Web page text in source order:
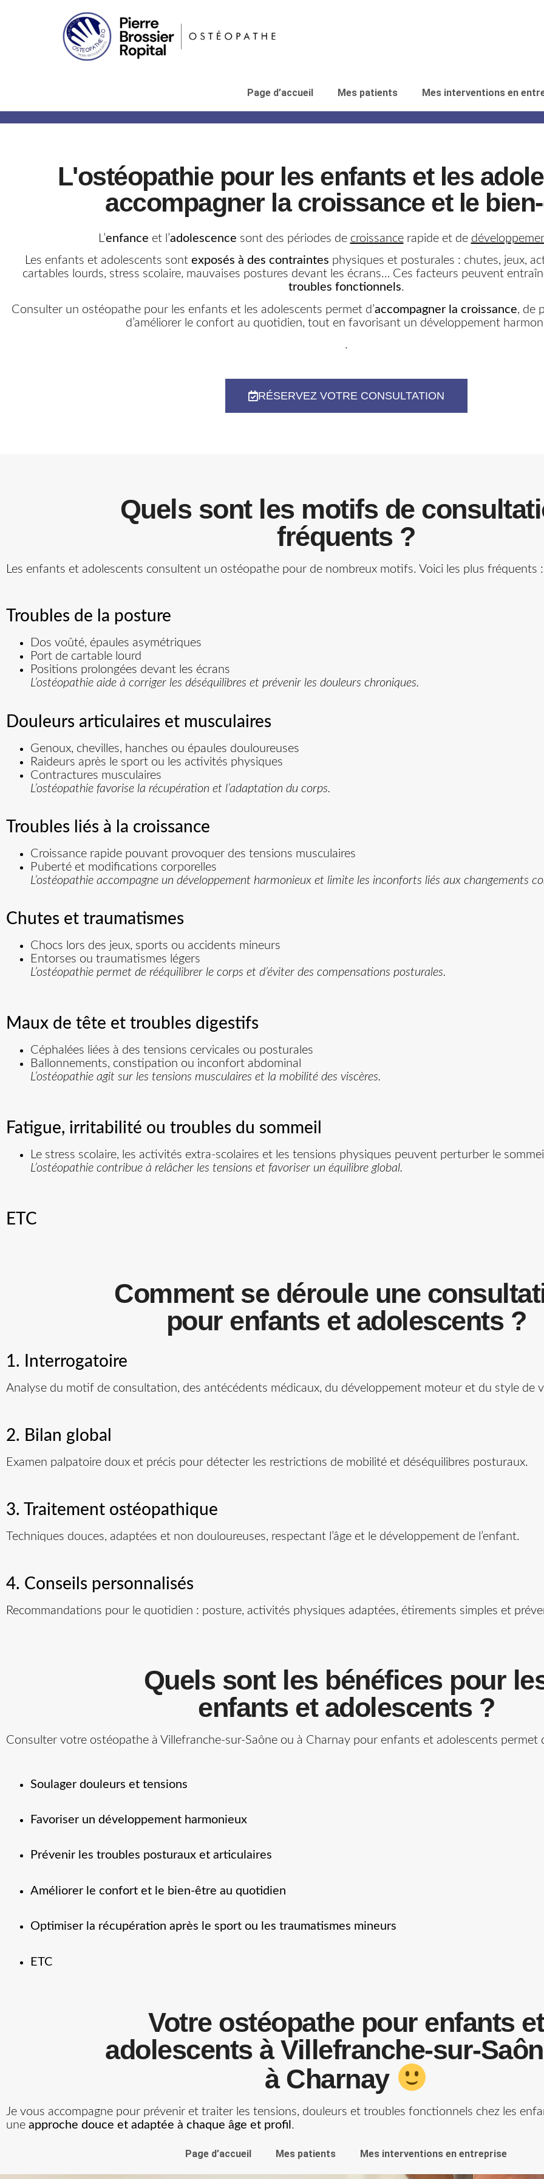
Page d’accueil Mes patients Mes interventions en
L'ostéopathie pour les enfants et les
accompagner la croissance et le
L’enfance et l’adolescence sont des périodes de croissancerapide et de
Les enfants et adolescents sont exposés à des contraintes physiques et posturales : chutes, jeux,
cartables lourds, stress scolaire, mauvaises postures devant les écrans… Ces facteurs peuvent
troubles fonctionnels.
Consulter un ostéopathe pour les enfants et les adolescents permet d’accompagner la croissance, de
d’améliorer le confort au quotidien, tout en favorisant un développement
.
RÉSERVEZ VOTRE CONSULTATION
Quels sont les motifs de
fréquents ?
Les enfants et adolescents consultent un ostéopathe pour de nombreux motifs. Voici les plus fréquents :
Troubles de la posture
Dos voûté, épaules asymétriques
Port de cartable lourd
Positions prolongées devant les écrans
L’ostéopathie aide à corriger les déséquilibres et prévenir les douleurs chroniques.
Douleurs articulaires et musculaires
Genoux, chevilles, hanches ou épaules douloureuses
Raideurs après le sport ou les activités physiques
Contractures musculaires
L’ostéopathie favorise la récupération et l’adaptation du corps.
Troubles liés à la croissance
Croissance rapide pouvant provoquer des tensions musculaires
Puberté et modifications corporelles
L’ostéopathie accompagne un développement harmonieux et limite les inconforts liés aux changements
Chutes et traumatismes
Chocs lors des jeux, sports ou accidents mineurs
Entorses ou traumatismes légers
L’ostéopathie permet de rééquilibrer le corps et d’éviter des compensations posturales.
Maux de tête et troubles digestifs
Céphalées liées à des tensions cervicales ou posturales
Ballonnements, constipation ou inconfort abdominal
L’ostéopathie agit sur les tensions musculaires et la mobilité des viscères.
Fatigue, irritabilité ou troubles du sommeil
Le stress scolaire, les activités extra-scolaires et les tensions physiques peuvent perturber le
L’ostéopathie contribue à relâcher les tensions et favoriser un équilibre global.
ETC
Comment se déroule une
pour enfants et adolescents ?
1. Interrogatoire
Analyse du motif de consultation, des antécédents médicaux, du développement moteur et du style de
2. Bilan global
Examen palpatoire doux et précis pour détecter les restrictions de mobilité et déséquilibres posturaux.
3. Traitement ostéopathique
Techniques douces, adaptées et non douloureuses, respectant l’âge et le développement de l’enfant.
4. Conseils personnalisés
Recommandations pour le quotidien : posture, activités physiques adaptées, étirements simples et
Quels sont les bénéfices pour
enfants et adolescents ?
Consulter votre ostéopathe à Villefranche-sur-Saône ou à Charnay pour enfants et adolescents permet
Soulager douleurs et tensions
Favoriser un développement harmonieux
Prévenir les troubles posturaux et articulaires
Améliorer le confort et le bien-être au quotidien
Optimiser la récupération après le sport ou les traumatismes mineurs
ETC
Votre ostéopathe pour enfants et
adolescents à Villefranche-sur-
à Charnay
Je vous accompagne pour prévenir et traiter les tensions, douleurs et troubles fonctionnels chez les
une approche douce et adaptée à chaque âge et profil .
Page d’accueil Mes patients Mes interventions en entreprise